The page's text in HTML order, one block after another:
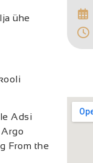
ühe
Adsi
From the